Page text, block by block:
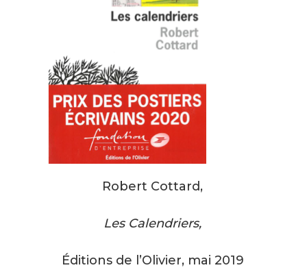
Robert Cottard,
Les Calendriers,
Éditions de l’Olivier, mai 2019